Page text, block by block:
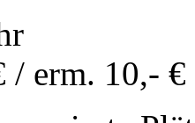
erm. 10,- €